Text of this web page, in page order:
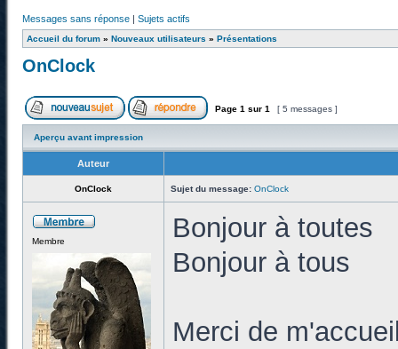
Messages sans réponse | Sujets actifs
Accueil du forum » Nouveaux utilisateurs » Présentations
OnClock
Page 1 sur 1 [ 5 messages ]
Aperçu avant impression
Auteur
OnClock Sujet du message: OnClock
Membre
Bonjour à toutes
Bonjour à tous
Merci de